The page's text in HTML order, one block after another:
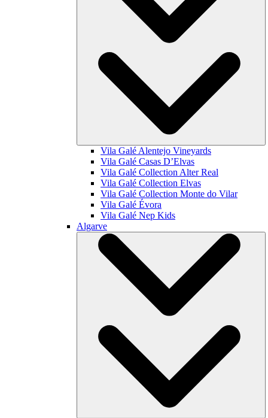
Vila Galé Alentejo Vineyards
Vila Galé Casas D’Elvas
Vila Galé Collection Alter Real
Vila Galé Collection Elvas
Vila Galé Collection Monte do Vilar
Vila Galé Évora
Vila Galé Nep Kids
Algarve